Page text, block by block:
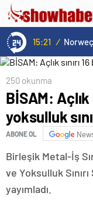
15:21 /
250 okunma
BİSAM: Açlık
yoksulluk
ABONE OL
Birleşik Metal-İş
ve Yoksulluk
yayımladı.